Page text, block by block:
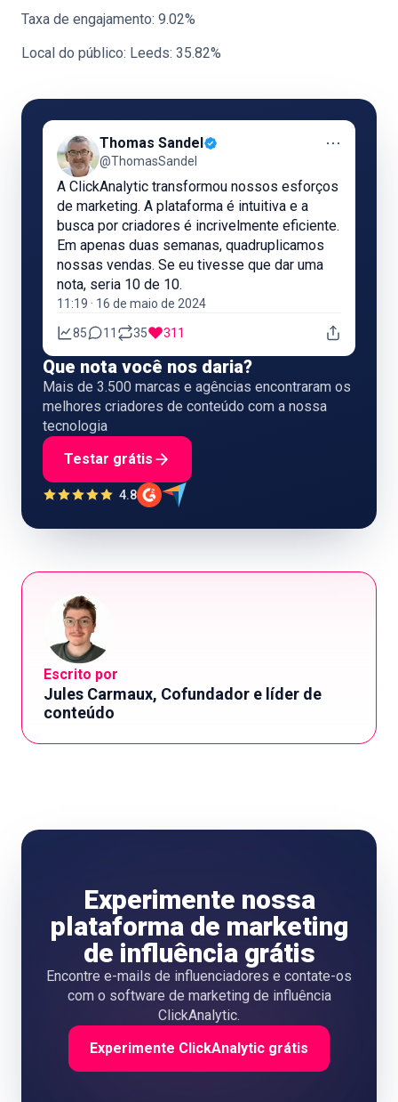
Taxa de engajamento: 9.02%
Local do público: Leeds: 35.82%
Thomas Sandel
@ThomasSandel
⋯
A ClickAnalytic transformou nossos esforços
de marketing. A plataforma é intuitiva e a
busca por criadores é incrivelmente eficiente.
Em apenas duas semanas, quadruplicamos
nossas vendas. Se eu tivesse que dar uma
nota, seria 10 de 10.
11:19 · 16 de maio de 2024
85 11 35 311
Que nota você nos daria?
Mais de 3.500 marcas e agências encontraram os
melhores criadores de conteúdo com a nossa
tecnologia
Testar grátis
4.8
Escrito por
Jules Carmaux, Cofundador e líder de
conteúdo
Experimente nossa
plataforma de marketing
de influência grátis
Encontre e-mails de influenciadores e contate-os
com o software de marketing de influência
ClickAnalytic.
Experimente ClickAnalytic grátis